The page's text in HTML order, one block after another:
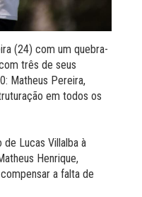
(24) com um quebra-
três de seus
Matheus Pereira,
em todos os
Lucas Villalba à
Henrique,
a falta de